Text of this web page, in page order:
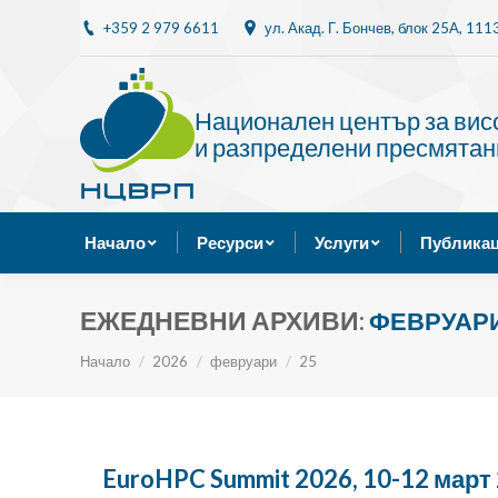
+359 2 979 6611 ул. Акад. Г. Бончев, блок 25A,
Национален център за
и разпределени
Начало Ресурси Услуги
ЕЖЕДНЕВНИ АРХИВИ:
Ти си тук:
Начало 2026 февруари 25
EuroHPC Summit 2026, 10-12
Начало Ресурси